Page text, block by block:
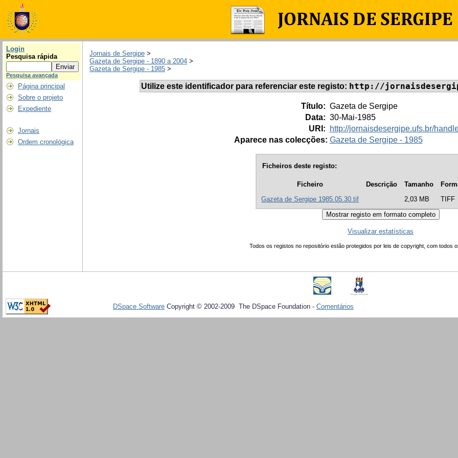
Login
Pesquisa rápida
Pesquisa avançada
Página principal
Sobre o projeto
Expediente
Jornais
Ordem cronológica
Jornais de Sergipe >
Gazeta de Sergipe - 1890 a 2004 >
Gazeta de Sergipe - 1985 >
Utilize este identificador para referenciar este registo: http://
Título: Gazeta de Sergipe
Data: 30-Mai-1985
URI:
http://jornaisdesergipe.ufs.br/
Aparece nas colecções: Gazeta de Sergipe - 1985
Ficheiros deste registo:
Ficheiro Descrição Tamanho
Gazeta de Sergipe 1985.05.30.tif
2,03 MB TIFF
Visualizar estatísticas
Todos os registos no repositório estão protegidos por leis de copyright, com todos
DSpace Software Copyright © 2002-2009 The DSpace Foundation - Comentários